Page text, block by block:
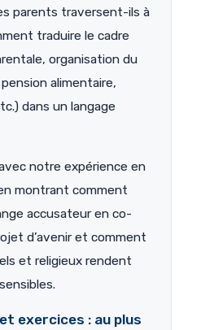
parents traversent-ils à
traduire le cadre
organisation du
alimentaire,
dans un langage
notre expérience en
montrant comment
accusateur en co-
d’avenir et comment
et religieux rendent
exercices : au plus